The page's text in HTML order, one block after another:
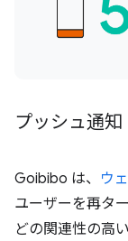
プッシュ通知
Goibibo は、 ウ
ユーザーを再タ
どの関連性の高